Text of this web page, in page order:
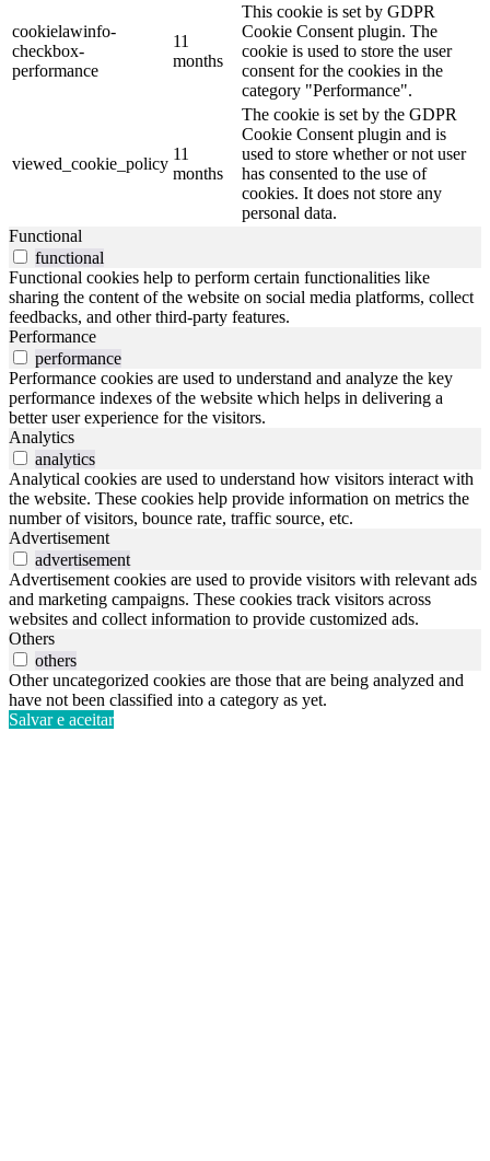
cookielawinfo-
checkbox-
performance
11
months
This cookie is set by GDPR
Cookie Consent plugin. The
cookie is used to store the user
consent for the cookies in the
category "Performance".
viewed_cookie_policy
11
months
The cookie is set by the GDPR
Cookie Consent plugin and is
used to store whether or not user
has consented to the use of
cookies. It does not store any
personal data.
Functional
functional
Functional cookies help to perform certain functionalities like
sharing the content of the website on social media platforms, collect
feedbacks, and other third-party features.
Performance
performance
Performance cookies are used to understand and analyze the key
performance indexes of the website which helps in delivering a
better user experience for the visitors.
Analytics
analytics
Analytical cookies are used to understand how visitors interact with
the website. These cookies help provide information on metrics the
number of visitors, bounce rate, traffic source, etc.
Advertisement
advertisement
Advertisement cookies are used to provide visitors with relevant ads
and marketing campaigns. These cookies track visitors across
websites and collect information to provide customized ads.
Others
others
Other uncategorized cookies are those that are being analyzed and
have not been classified into a category as yet.
Salvar e aceitar